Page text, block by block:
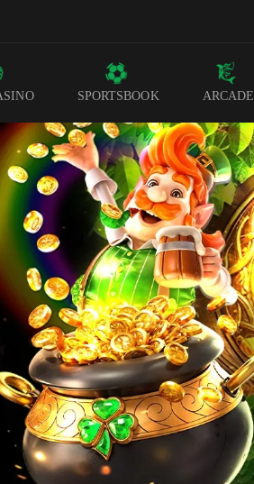
SPORTSBOOK ARCADE